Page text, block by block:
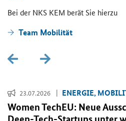
Bei der NKS KEM berät Sie hier­zu
Team Mo­bi­li­tät
23.07.2026 EN­ER­GIE,
Women TechEU: Neue